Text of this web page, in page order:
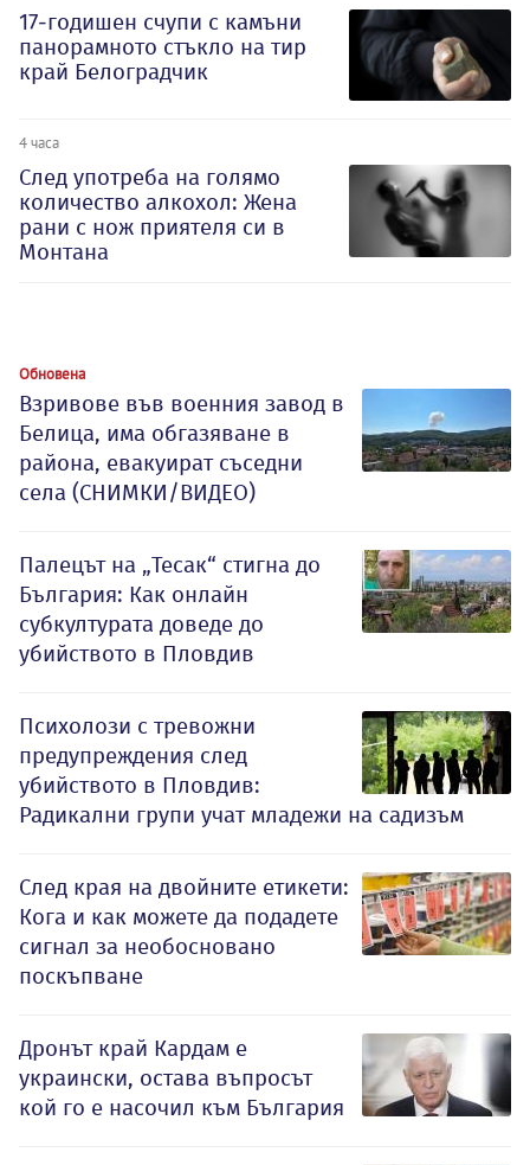
17-годишен счупи с камъни
панорамното стъкло на тир
край Белоградчик
4 часа
След употреба на голямо
количество алкохол: Жена
рани с нож приятеля си в
Монтана
Обновена
Взривове във военния завод в
Белица, има обгазяване в
района, евакуират съседни
села (СНИМКИ/ВИДЕО)
Палецът на „Тесак“ стигна до
България: Как онлайн
субкултурата доведе до
убийството в Пловдив
Психолози с тревожни
предупреждения след
убийството в Пловдив:
Радикални групи учат младежи на садизъм
След края на двойните етикети:
Кога и как можете да подадете
сигнал за необосновано
поскъпване
Дронът край Кардам е
украински, остава въпросът
кой го е насочил към България